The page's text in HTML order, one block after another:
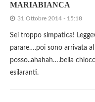
MARIABIANCA
31 Ottobre 2014 - 15:18
Sei troppo simpatica!
parare….poi sono arrivata
posso..ahahah….bella
esilaranti.